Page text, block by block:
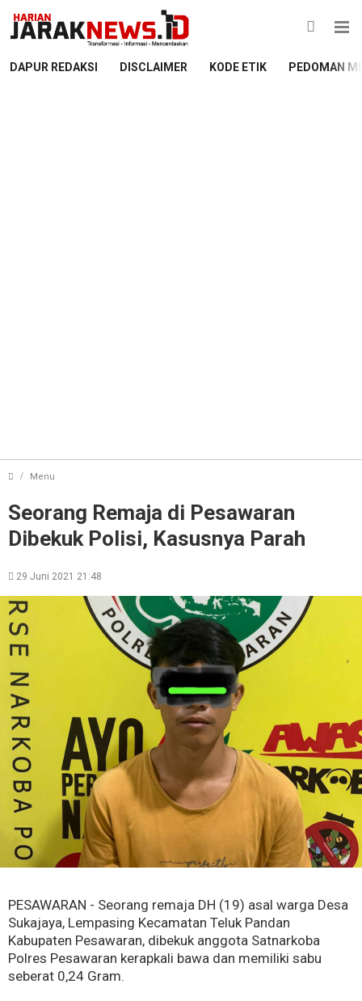
DAPUR REDAKSI DISCLAIMER KODE ETIK PEDOMAN
Menu
Seorang Remaja di Pesawaran
Dibekuk Polisi, Kasusnya Parah
29 Juni 2021 21:48
PESAWARAN - Seorang remaja DH (19) asal warga Desa
Sukajaya, Lempasing Kecamatan Teluk Pandan
Kabupaten Pesawaran, dibekuk anggota Satnarkoba
Polres Pesawaran kerapkali bawa dan memiliki sabu
seberat 0,24 Gram.